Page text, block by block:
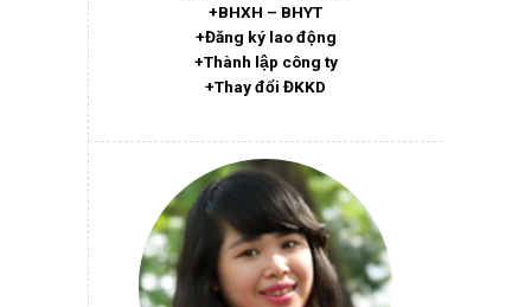
+BHXH – BHYT
+Đăng ký lao động
+Thành lập công ty
+Thay đổi ĐKKD